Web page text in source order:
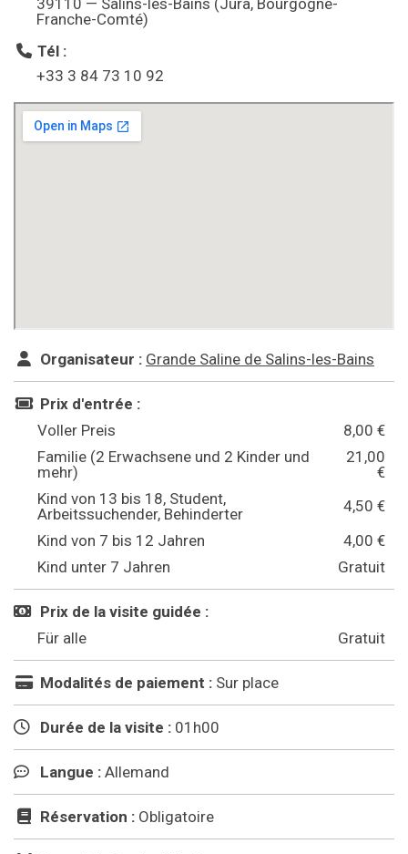
39110 — Salins-les-Bains (Jura, Bourgogne-
Franche-Comté)
Tél :
+33 3 84 73 10 92
Organisateur : Grande Saline de Salins-les-Bains
Prix d'entrée :
Voller Preis
8,00 €
Familie (2 Erwachsene und 2 Kinder und
mehr)
21,00
€
Kind von 13 bis 18, Student,
Arbeitssuchender, Behinderter
4,50 €
Kind von 7 bis 12 Jahren
4,00 €
Kind unter 7 Jahren
Gratuit
Prix de la visite guidée :
Für alle
Gratuit
Modalités de paiement : Sur place
Durée de la visite : 01h00
Langue : Allemand
Réservation : Obligatoire